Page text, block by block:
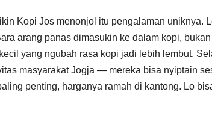
Kopi Jos menonjol itu pengalaman uniknya.
arang panas dimasukin ke dalam kopi,
yang ngubah rasa kopi jadi lebih lembut.
masyarakat Jogja — mereka bisa nyiptain
penting, harganya ramah di kantong. Lo